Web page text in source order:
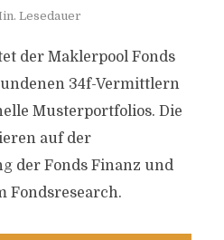
Lesedauer
der Maklerpool Fonds
34f-Vermittlern
Musterportfolios. Die
auf der
der Fonds Finanz und
Fondsresearch.